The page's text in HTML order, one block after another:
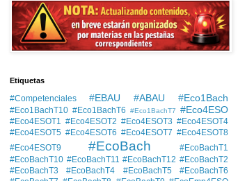
Etiquetas
#Competenciales #EBAU #ABAU #Eco1Bach
#Eco1BachT10 #Eco1BachT6 #Eco1BachT7 #Eco4ESO
#Eco4ESOT1 #Eco4ESOT2 #Eco4ESOT3 #Eco4ESOT4
#Eco4ESOT5 #Eco4ESOT6 #Eco4ESOT7 #Eco4ESOT8
#Eco4ESOT9
#EcoBach
#EcoBachT1
#EcoBachT10 #EcoBachT11 #EcoBachT12 #EcoBachT2
#EcoBachT3
#EcoBachT4 #EcoBachT5
#EcoBachT6